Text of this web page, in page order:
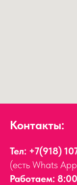
Контакты:
Тел: +7(918)
(есть Whats
Работаем: